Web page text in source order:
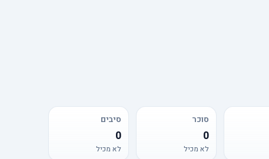
סוכר
0
לא מכיל
סיבים
0
לא מכיל